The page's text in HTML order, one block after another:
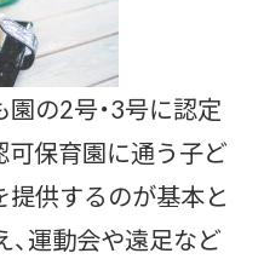
の2号・3号に認定
可保育園に通う子ど
提供するのが基本と
、運動会や遠足など